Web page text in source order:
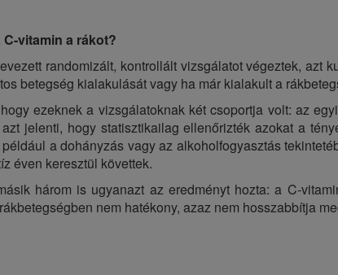
vitamin a rákot?
randomizált, kontrollált vizsgálatot végeztek, azt
betegség kialakulását vagy ha már kialakult a
ezeknek a vizsgálatoknak két csoportja volt: az
jelenti, hogy statisztikailag ellenőrizték azokat a
a dohányzás vagy az alkoholfogyasztás
éven keresztül követtek.
három is ugyanazt az eredményt hozta: a C-
nem hatékony, azaz nem hosszabbítja